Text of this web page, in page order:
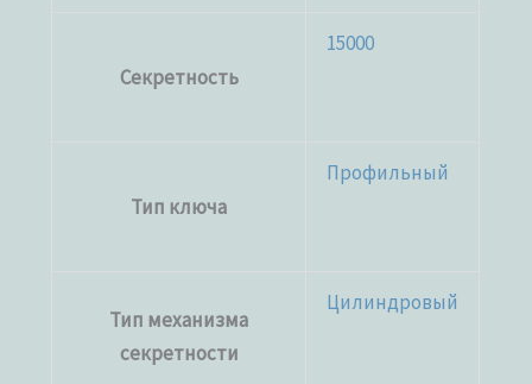
Секретность
15000
Тип ключа
Профильный
Тип механизма
секретности
Цилиндровый